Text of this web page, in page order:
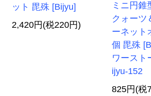
ット 毘殊 [Bijyu]
2,420円(税220円)
ミニ円錐
クォーツ
ーネット
個 毘殊
ワースト
ijyu-152
825円(税